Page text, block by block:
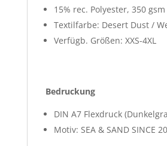
15% rec. Polyester, 350 gsm
Textilfarbe: Desert Dust /
Verfügb. Größen: XXS-4XL
Bedruckung
DIN A7 Flexdruck
Motiv: SEA & SAND SINCE